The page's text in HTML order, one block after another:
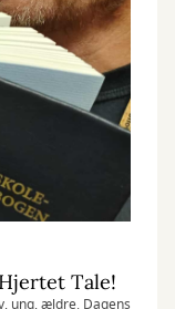
Tale!
ung, ældre. Dagens